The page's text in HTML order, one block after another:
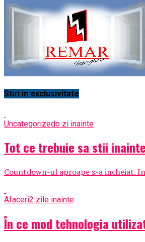
Stiri in exclusivitate
Uncategorizedo zi inainte
Tot ce trebuie sa stii
Countdown-ul aproape s-a incheiat.
Afaceri2 zile inainte
În ce mod tehnologia